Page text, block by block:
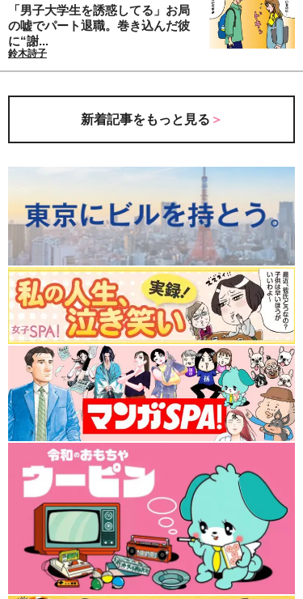
「男子大学生を誘惑してる」お局
の嘘でパート退職。巻き込んだ彼
に“謝...
鈴木詩子
新着記事をもっと見る